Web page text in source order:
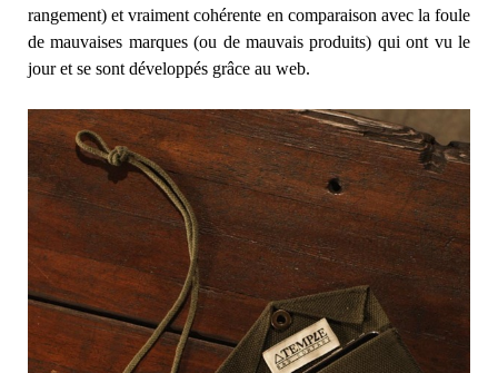
rangement) et vraiment cohérente en comparaison avec la foule
de mauvaises marques (ou de mauvais produits) qui ont vu le
jour et se sont développés grâce au web.